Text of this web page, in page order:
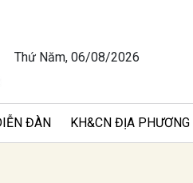
Thứ Năm, 06/08/2026
ĐÀN KH&CN ĐỊA PHƯƠNG